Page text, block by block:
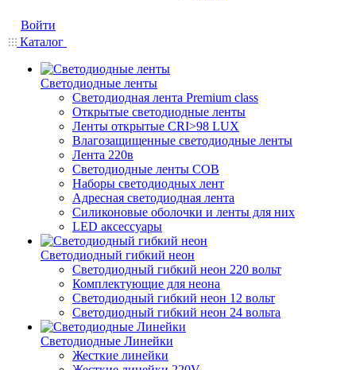
Войти
Каталог
Светодиодные ленты
Светодиодная лента Premium class
Открытые светодиодные ленты
Ленты открытые CRI>98 LUX
Влагозащищенные светодиодные ленты
Лента 220в
Светодиодные ленты COB
Наборы светодиодных лент
Адресная светодиодная лента
Силиконовые оболочки и ленты для них
LED аксессуары
Светодиодный гибкий неон
Светодиодный гибкий неон 220 вольт
Комплектующие для неона
Светодиодный гибкий неон 12 вольт
Светодиодный гибкий неон 24 вольта
Светодиодные Линейки
Жесткие линейки